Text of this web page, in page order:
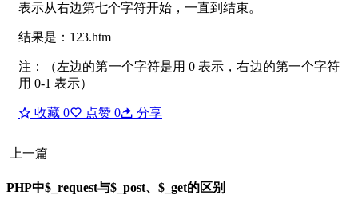
表示从右边第七个字符开始，一直到结束。
结果是：123.htm
注：（左边的第一个字符是用 0 表示，右边的第一个字符
用 0-1 表示）
收藏 0 点赞 0 分享
上一篇
PHP中$_request与$_post、$_get的区别